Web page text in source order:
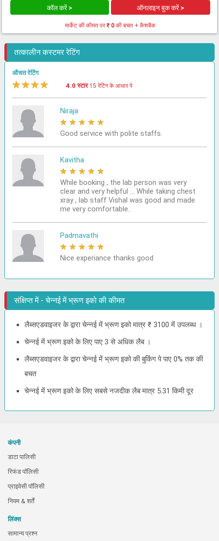
कॉल करें > ऑनलाइन बुक करें >
मार्केट की कीमत पर₹ 0की बचत + कैशबैक
तत्कालीन कस्टमर रेटिंग
औसत रेटिंग
★★★★ 4.0 स्टार 15 रेटिंग के आधार पे
Niraja
★ ★ ★ ★ ★
Good service with polite staffs.
Kavitha
★ ★ ★ ★ ★
While booking , the lab person was very
clear and very helpful ... While taking chest
xray , lab staff Vishal was good and made
me very comfortable..
Padmavathi
★ ★ ★ ★ ★
Nice experiance thanks good
संक्षिप्त में - चेन्नई में भ्रूण इको की कीमत
लैब्सएडवाइजर के द्वारा चेन्नई में भ्रूण इको मात्र ₹ 3100 में उपलब्ध ।
चेन्नई में भ्रूण इको के लिए पाए 3 से अधिक लैब ।
लैब्सएडवाइजर के द्वारा चेन्नई में भ्रूण इको की बुकिंग पे पाए 0% तक की
बचत
चेन्नई में भ्रूण इको के लिए सबसे नजदीक लैब मात्र 5.31 किमी दूर
कंपनी
डाटा पालिसी
रिफंड पॉलिसी
प्राइवेसी पॉलिसी
नियम & शर्तें
लिंक्स
सामान्य प्रश्न